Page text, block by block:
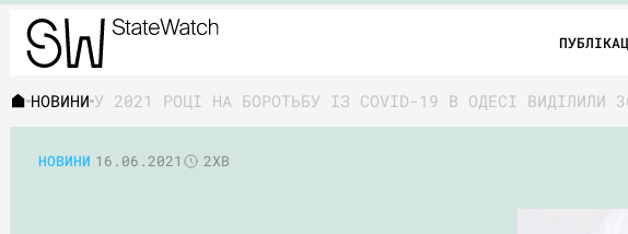
НОВИНИ У 2021 РОЦІ НА БОРОТЬБУ ІЗ COVID-19 В ОДЕСІ
НОВИНИ 16.06.2021 2ХВ